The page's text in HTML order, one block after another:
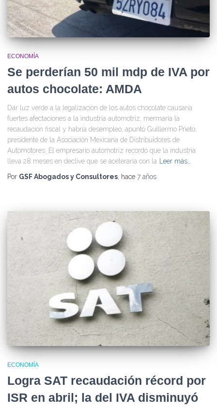
ECONOMÍA
Se perderían 50 mil mdp de IVA por
autos chocolate: AMDA
Dar luz verde a la legalización de los autos chocolate causaría
fuertes afectaciones a la industria automotriz, mermaría la
recaudación fiscal y habría desempleo, apuntó Guillermo Prieto,
presidente de la Asociación Mexicana de Distribuidores de
Automotores. El empresario automotriz recordó que la industria
lleva 28 meses en declive que se aceleraría con la
Leer más…
Por GSF Abogados y Consultores, hace 7 años
ECONOMÍA
Logra SAT recaudación récord por
ISR en abril; la del IVA disminuyó